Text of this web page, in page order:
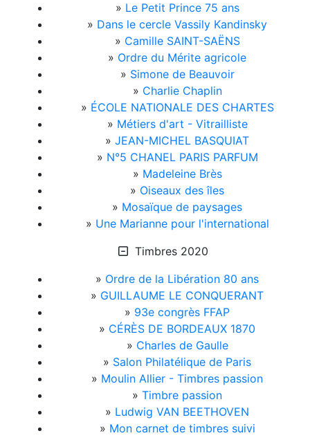
» Le Petit Prince 75 ans
» Dans le cercle Vassily Kandinsky
» Camille SAINT-SAËNS
» Ordre du Mérite agricole
» Simone de Beauvoir
» Charlie Chaplin
» ÉCOLE NATIONALE DES CHARTES
» Métiers d'art - Vitrailliste
» JEAN-MICHEL BASQUIAT
» N°5 CHANEL PARIS PARFUM
» Madeleine Brès
» Oiseaux des îles
» Mosaïque de paysages
» Une Marianne pour l'international
Timbres 2020
» Ordre de la Libération 80 ans
» GUILLAUME LE CONQUERANT
» 93e congrès FFAP
» CÉRÈS DE BORDEAUX 1870
» Charles de Gaulle
» Salon Philatélique de Paris
» Moulin Allier - Timbres passion
» Timbre passion
» Ludwig VAN BEETHOVEN
» Mon carnet de timbres suivi